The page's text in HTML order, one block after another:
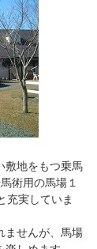
敷地をもつ乗馬
術用の馬場１
充実していま
ませんが、馬場